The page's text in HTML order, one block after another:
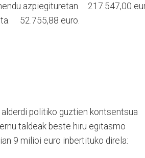
azpiegituretan. 217.547,00
52.755,88 euro.
politiko guztien kontsentsua
taldeak beste hiru egitasmo
9 milioi euro inbertituko direla: